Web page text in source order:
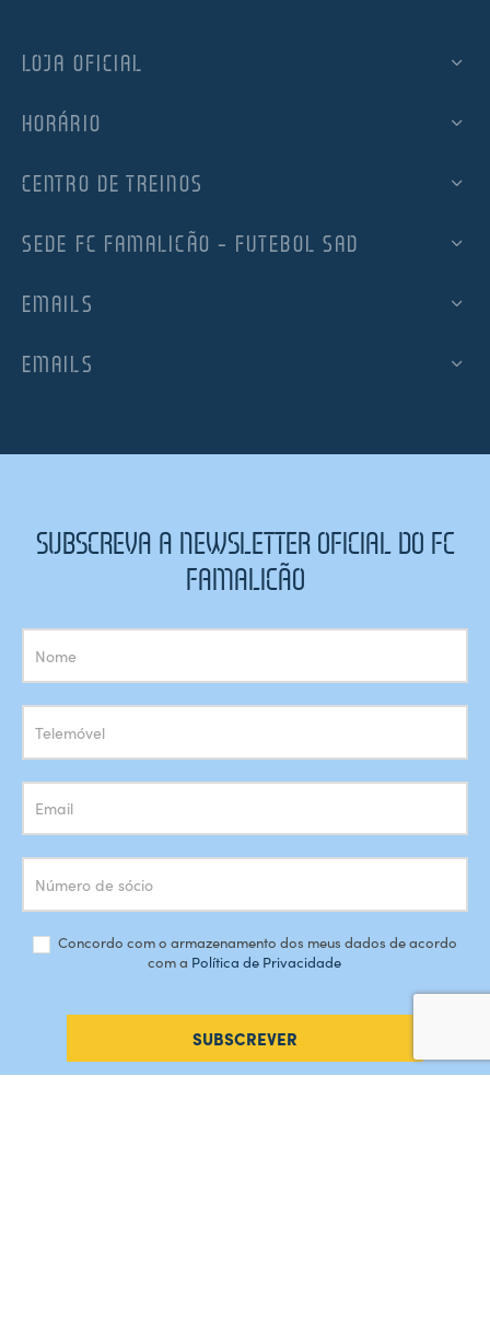
LOJA OFICIAL
HORÁRIO
CENTRO DE TREINOS
SEDE FC FAMALICÃO – FUTEBOL SAD
EMAILS
EMAILS
SUBSCREVA A NEWSLETTER OFICIAL DO FC
FAMALICÃO
Subscrição
Newsletter
Concordo com o armazenamento dos meus dados de acordo
com a Política de Privacidade
SUBSCREVER